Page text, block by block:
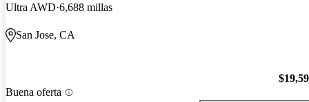
Ultra AWD 6,688 millas
San Jose, CA
Buena oferta